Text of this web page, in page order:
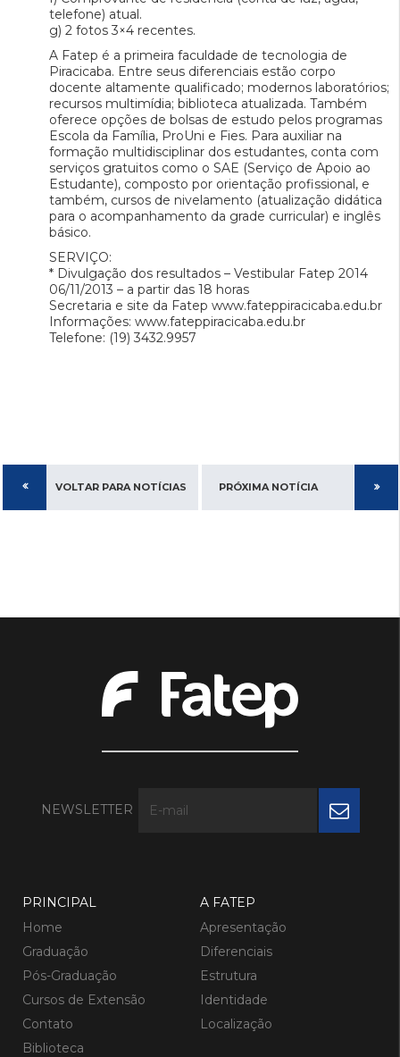
telefone) atual.
g) 2 fotos 3×4 recentes.
A Fatep é a primeira faculdade de tecnologia de
Piracicaba. Entre seus diferenciais estão corpo
docente altamente qualificado; modernos laboratórios;
recursos multimídia; biblioteca atualizada. Também
oferece opções de bolsas de estudo pelos programas
Escola da Família, ProUni e Fies. Para auxiliar na
formação multidisciplinar dos estudantes, conta com
serviços gratuitos como o SAE (Serviço de Apoio ao
Estudante), composto por orientação profissional, e
também, cursos de nivelamento (atualização didática
para o acompanhamento da grade curricular) e inglês
básico.
SERVIÇO:
* Divulgação dos resultados – Vestibular Fatep 2014
06/11/2013 – a partir das 18 horas
Secretaria e site da Fatep www.fateppiracicaba.edu.br
Informações: www.fateppiracicaba.edu.br
Telefone: (19) 3432.9957
VOLTAR PARA NOTÍCIAS PRÓXIMA NOTÍCIA
NEWSLETTER
PRINCIPAL
Home
Graduação
Pós-Graduação
Cursos de Extensão
Contato
Biblioteca
A FATEP
Apresentação
Diferenciais
Estrutura
Identidade
Localização